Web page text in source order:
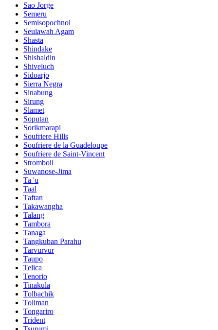
Sao Jorge
Semeru
Semisopochnoi
Seulawah Agam
Shasta
Shindake
Shishaldin
Shiveluch
Sidoarjo
Sierra Negra
Sinabung
Sirung
Slamet
Soputan
Sorikmarapi
Soufriere Hills
Soufriere de la Guadeloupe
Soufriere de Saint-Vincent
Stromboli
Suwanose-Jima
Ta 'u
Taal
Taftan
Takawangha
Talang
Tambora
Tanaga
Tangkuban Parahu
Tarvurvur
Taupo
Telica
Tenorio
Tinakula
Tolbachik
Toliman
Tongariro
Trident